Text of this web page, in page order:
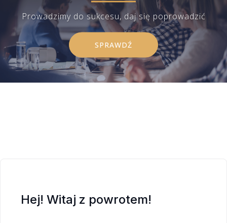
Prowadzimy do sukcesu, daj się poprowadzić
SPRAWDŹ
Hej! Witaj z powrotem!